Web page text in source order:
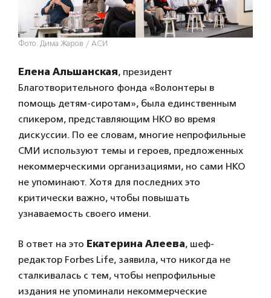
Фото: Дима Жаров / АСИ
Елена Альшанская, президент
Благотворительного фонда «Волонтеры в
помощь детям-сиротам», была единственным
спикером, представляющим НКО во время
дискуссии. По ее словам, многие непрофильные
СМИ используют темы и героев, предложенных
некоммерческими организациями, но сами НКО
не упоминают. Хотя для последних это
критически важно, чтобы повышать
узнаваемость своего имени.
В ответ на это Екатерина Алеева, шеф-
редактор Forbes Life, заявила, что никогда не
сталкивалась с тем, чтобы непрофильные
издания не упоминали некоммерческие